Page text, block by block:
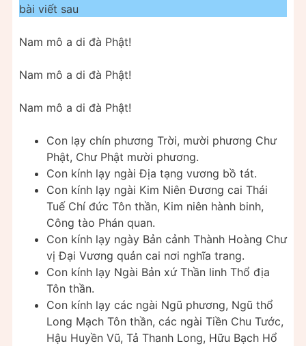
bài viết sau
Nam mô a di đà Phật!
Nam mô a di đà Phật!
Nam mô a di đà Phật!
Con lạy chín phương Trời, mười phương Chư
Phật, Chư Phật mười phương.
Con kính lạy ngài Địa tạng vương bồ tát.
Con kính lạy ngài Kim Niên Đương cai Thái
Tuế Chí đức Tôn thần, Kim niên hành binh,
Công tào Phán quan.
Con kính lạy ngày Bản cảnh Thành Hoàng Chư
vị Đại Vương quản cai nơi nghĩa trang.
Con kính lạy Ngài Bản xứ Thần linh Thổ địa
Tôn thần.
Con kính lạy các ngài Ngũ phương, Ngũ thổ
Long Mạch Tôn thần, các ngài Tiền Chu Tước,
Hậu Huyền Vũ, Tả Thanh Long, Hữu Bạch Hổ